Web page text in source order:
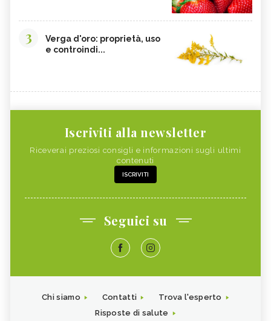
3
Verga d'oro: proprietà, uso
e controindi...
Iscriviti alla newsletter
Riceverai preziosi consigli e informazioni sugli ultimi
contenuti
ISCRIVITI
Seguici su
Chi siamo Contatti
Trova l'esperto
Risposte di salute